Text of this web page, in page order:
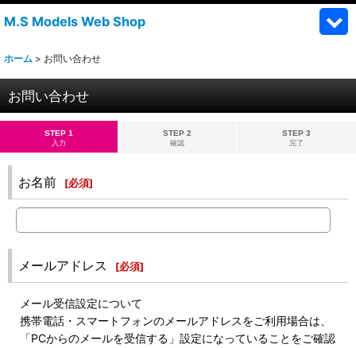
M.S Models Web Shop
ホーム > お問い合わせ
お問い合わせ
STEP 1
入力
STEP 2
確認
STEP 3
完了
お名前 [必須]
メールアドレス [必須]
メール受信設定について
携帯電話・スマートフォンのメールアドレスをご利用場合は、
「PCからのメールを受信する」設定になっていることをご確認